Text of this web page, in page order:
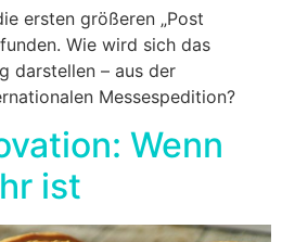
ersten größeren „Post
Wie wird sich das
darstellen – aus der
Messespedition?
Wenn
ist